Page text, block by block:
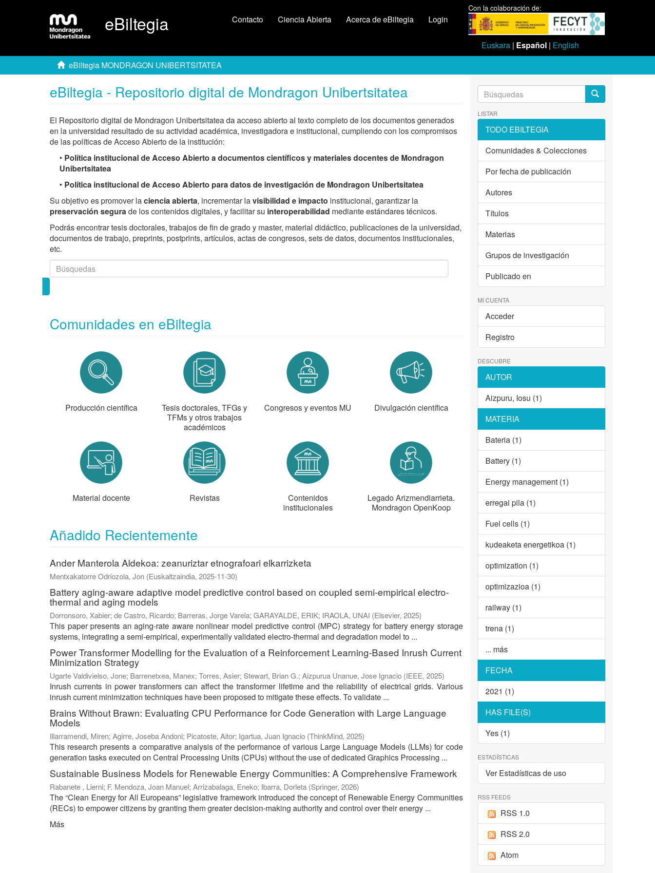
eBiltegia
Con la colaboración de:
Euskara | Español | English
Contacto Ciencia Abierta Acerca de eBiltegia Login
eBiltegia MONDRAGON UNIBERTSITATEA
eBiltegia - Repositorio digital de Mondragon Unibertsitatea
El Repositorio digital de Mondragon Unibertsitatea da acceso abierto al texto completo de los documentos generados
en la universidad resultado de su actividad académica, investigadora e institucional, cumpliendo con los compromisos
de las políticas de Acceso Abierto de la institución:
• Política institucional de Acceso Abierto a documentos científicos y materiales docentes de Mondragon
Unibertsitatea
• Política institucional de Acceso Abierto para datos de investigación de Mondragon Unibertsitatea
Su objetivo es promover laciencia abierta, incrementar lavisibilidad e impacto institucional, garantizar la
preservación segurade los contenidos digitales, y facilitar su interoperabilidad mediante estándares técnicos.
Podrás encontrar tesis doctorales, trabajos de fin de grado y master, material didáctico, publicaciones de la universidad,
documentos de trabajo, preprints, postprints, artículos, actas de congresos, sets de datos, documentos institucionales,
etc.
Comunidades en eBiltegia
Revistas
Legado Arizmendiarrieta.
Mondragon OpenKoop
Tesis doctorales, TFGs y
TFMs y otros trabajos
académicos
Contenidos
institucionales
Producción científica
Material docente
Congresos y eventos MU Divulgación científica
Añadido Recientemente
Ander Manterola Aldekoa: zeanuriztar etnografoari elkarrizketa
Mentxakatorre Odriozola, Jon (Euskaltzaindia, 2025-11-30)
Battery aging-aware adaptive model predictive control based on coupled semi-empirical electro-
thermal and aging models
Dorronsoro, Xabier; de Castro, Ricardo; Barreras, Jorge Varela; GARAYALDE, ERIK; IRAOLA, UNAI (Elsevier, 2025)
This paper presents an aging-rate aware nonlinear model predictive control (MPC) strategy for battery energy storage
systems, integrating a semi-empirical, experimentally validated electro-thermal and degradation model to ...
Power Transformer Modelling for the Evaluation of a Reinforcement Learning-Based Inrush Current
Minimization Strategy
Ugarte Valdivielso, Jone; Barrenetxea, Manex; Torres, Asier; Stewart, Brian G.; Aizpurua Unanue, Jose Ignacio (IEEE, 2025)
Inrush currents in power transformers can affect the transformer lifetime and the reliability of electrical grids. Various
inrush current minimization techniques have been proposed to mitigate these effects. To validate ...
Brains Without Brawn: Evaluating CPU Performance for Code Generation with Large Language
Models
Illarramendi, Miren; Agirre, Joseba Andoni; Picatoste, Aitor; Igartua, Juan Ignacio (ThinkMind, 2025)
This research presents a comparative analysis of the performance of various Large Language Models (LLMs) for code
generation tasks executed on Central Processing Units (CPUs) without the use of dedicated Graphics Processing ...
Sustainable Business Models for Renewable Energy Communities: A Comprehensive Framework
Rabanete , Lierni; F. Mendoza, Joan Manuel; Arrizabalaga, Eneko; Ibarra, Dorleta (Springer, 2026)
The “Clean Energy for All Europeans” legislative framework introduced the concept of Renewable Energy Communities
(RECs) to empower citizens by granting them greater decision-making authority and control over their energy ...
Más
LISTAR
TODO EBILTEGIA
Comunidades & Colecciones
Por fecha de publicación
Autores
Títulos
Materias
Grupos de investigación
Publicado en
MI CUENTA
Acceder
Registro
DESCUBRE
AUTOR
Aizpuru, Iosu (1)
MATERIA
Bateria (1)
Battery (1)
Energy management (1)
erregai pila (1)
Fuel cells (1)
kudeaketa energetikoa (1)
optimization (1)
optimizazioa (1)
railway (1)
trena (1)
... más
FECHA
2021 (1)
HAS FILE(S)
Yes (1)
ESTADÍSTICAS
Ver Estadísticas de uso
RSS FEEDS
RSS 1.0
RSS 2.0
Atom